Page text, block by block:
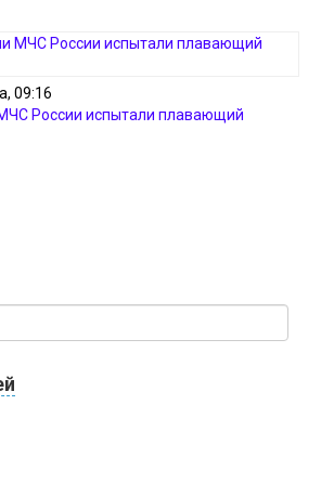
09:16
России испытали плавающий